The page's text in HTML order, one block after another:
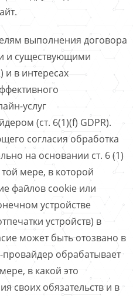
выполнения договора
и существующими
и в интересах
услуг
(ст. 6(1)(f) GDPR).
согласия обработка
на основании ст. 6 (1)
той мере, в которой
файлов cookie или
устройстве
устройств) в
может быть отозвано в
обрабатывает
в какой это
своих обязательств и в